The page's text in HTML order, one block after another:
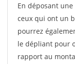
En déposant
ceux qui ont un
pourrez
le dépliant pour
rapport au